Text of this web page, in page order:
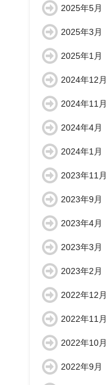
2025年5月
2025年3月
2025年1月
2024年12月
2024年11月
2024年4月
2024年1月
2023年11月
2023年9月
2023年4月
2023年3月
2023年2月
2022年12月
2022年11月
2022年10月
2022年9月